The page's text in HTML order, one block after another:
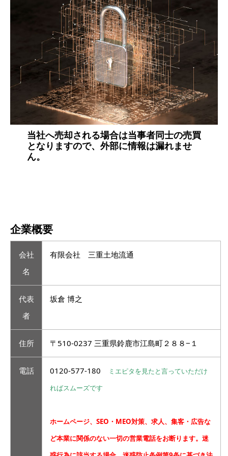
当社へ売却される場合は当事者同士の売買
となりますので、外部に情報は漏れませ
ん。
企業概要
会社
名
有限会社 三重土地流通
代表
者
坂倉 博之
住所 〒510-0237 三重県鈴鹿市江島町２８８−１
電話 0120-577-180
ミエピタを見たと言っていただけ
ればスムーズです
ホームページ、SEO・MEO対策、求人、集客・広告な
ど本業に関係のない一切の営業電話をお断ります。迷